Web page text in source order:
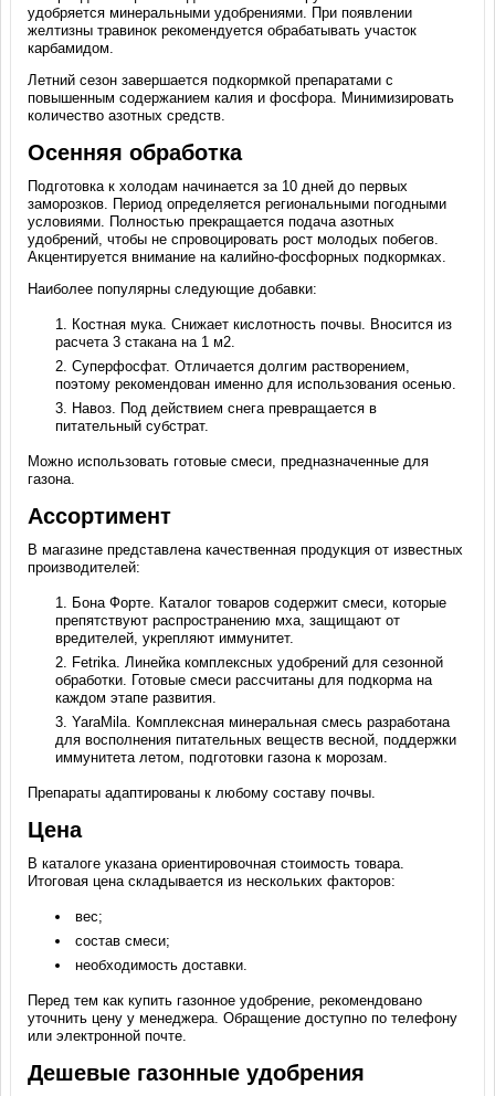
удобряется минеральными удобрениями. При появлении
желтизны травинок рекомендуется обрабатывать участок
карбамидом.
Летний сезон завершается подкормкой препаратами с
повышенным содержанием калия и фосфора. Минимизировать
количество азотных средств.
Осенняя обработка
Подготовка к холодам начинается за 10 дней до первых
заморозков. Период определяется региональными погодными
условиями. Полностью прекращается подача азотных
удобрений, чтобы не спровоцировать рост молодых побегов.
Акцентируется внимание на калийно-фосфорных подкормках.
Наиболее популярны следующие добавки:
Костная мука. Снижает кислотность почвы. Вносится из
расчета 3 стакана на 1 м2.
Суперфосфат. Отличается долгим растворением,
поэтому рекомендован именно для использования осенью.
Навоз. Под действием снега превращается в
питательный субстрат.
Можно использовать готовые смеси, предназначенные для
газона.
Ассортимент
В магазине представлена качественная продукция от известных
производителей:
Бона Форте. Каталог товаров содержит смеси, которые
препятствуют распространению мха, защищают от
вредителей, укрепляют иммунитет.
Fetrika. Линейка комплексных удобрений для сезонной
обработки. Готовые смеси рассчитаны для подкорма на
каждом этапе развития.
YaraMila. Комплексная минеральная смесь разработана
для восполнения питательных веществ весной, поддержки
иммунитета летом, подготовки газона к морозам.
Препараты адаптированы к любому составу почвы.
Цена
В каталоге указана ориентировочная стоимость товара.
Итоговая цена складывается из нескольких факторов:
вес;
состав смеси;
необходимость доставки.
Перед тем как купить газонное удобрение, рекомендовано
уточнить цену у менеджера. Обращение доступно по телефону
или электронной почте.
Дешевые газонные удобрения